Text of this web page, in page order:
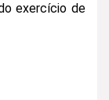
exercício de